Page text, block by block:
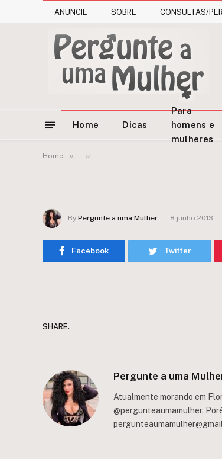
ANUNCIE SOBRE CONSULTAS/
Home Dicas
Para
homens e
mulheres
Home » »
By Pergunte a uma Mulher 8 junho 2013
Facebook Twitter
SHARE.
Pergunte a uma
Atualmente morando em
@pergunteaumamulher.